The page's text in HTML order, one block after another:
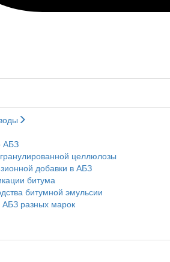
АБЗ
целлюлозы
добавки в АБЗ
битума
битумной эмульсии
АБЗ разных марок